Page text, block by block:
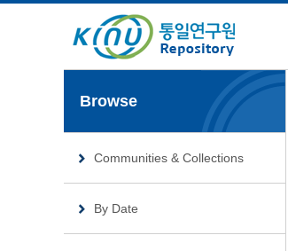
Browse
Communities & Collections
By Date